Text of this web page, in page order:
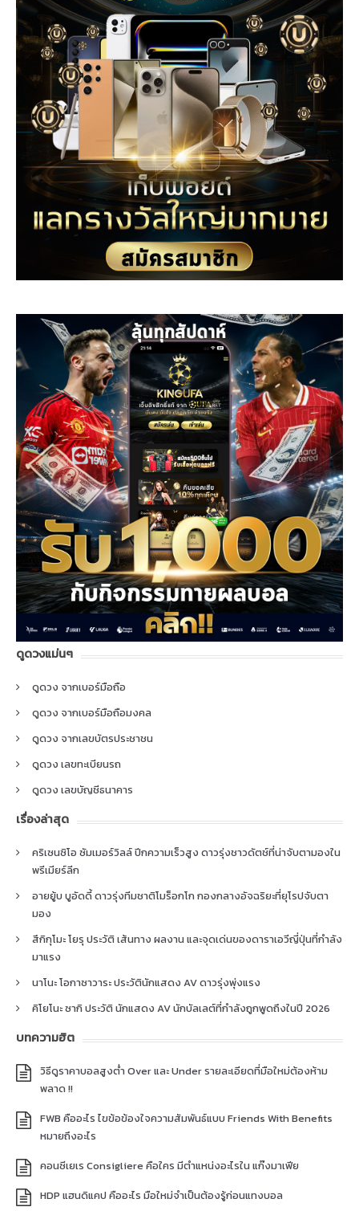
ดูดวงแม่นๆ
ดูดวง จากเบอร์มือถือ
ดูดวง จากเบอร์มือถือมงคล
ดูดวง จากเลขบัตรประชาชน
ดูดวง เลขทะเบียนรถ
ดูดวง เลขบัญชีธนาคาร
เรื่องล่าสุด
คริเซนซิโอ ซัมเมอร์วิลล์ ปีกความเร็วสูง ดาวรุ่งชาวดัตช์ที่น่าจับตามองใน
พรีเมียร์ลีก
อายยู้บ บูอัดดี้ ดาวรุ่งทีมชาติโมร็อกโก กองกลางอัจฉริยะที่ยุโรปจับตา
มอง
สึกิกุโมะ โยรุ ประวัติ เส้นทาง ผลงาน และจุดเด่นของดาราเอวีญี่ปุ่นที่กำลัง
มาแรง
นาโนะ โอกาซาวาระ ประวัตินักแสดง AV ดาวรุ่งพุ่งแรง
คิโยโนะ ซากิ ประวัติ นักแสดง AV นักบัลเลต์ที่กำลังถูกพูดถึงในปี 2026
บทความฮิต
วิธีดูราคาบอลสูงต่ำ Over และ Under รายละเอียดที่มือใหม่ต้องห้าม
พลาด !!
FWB คืออะไร ไขข้อข้องใจความสัมพันธ์แบบ Friends With Benefits
หมายถึงอะไร
คอนซีเยเร Consigliere คือใคร มีตำแหน่งอะไรใน แก๊งมาเฟีย
HDP แฮนดิแคป คืออะไร มือใหม่จำเป็นต้องรู้ก่อนแทงบอล